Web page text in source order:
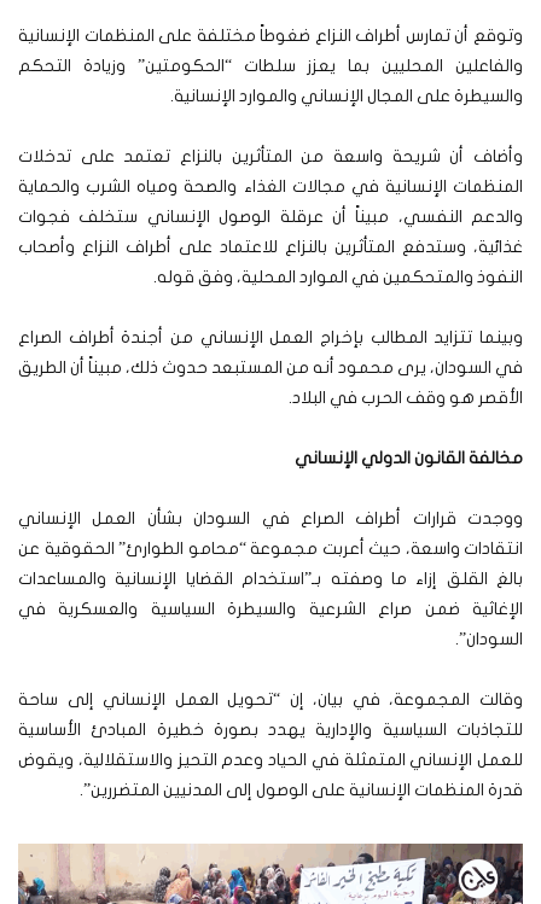
وتوقع أن تمارس أطراف النزاع ضغوطاً مختلفة على المنظمات الإنسانية
والفاعلين المحليين بما يعزز سلطات “الحكومتين” وزيادة التحكم
والسيطرة على المجال الإنساني والموارد الإنسانية.
وأضاف أن شريحة واسعة من المتأثرين بالنزاع تعتمد على تدخلات
المنظمات الإنسانية في مجالات الغذاء والصحة ومياه الشرب والحماية
والدعم النفسي، مبيناً أن عرقلة الوصول الإنساني ستخلف فجوات
غذائية، وستدفع المتأثرين بالنزاع للاعتماد على أطراف النزاع وأصحاب
النفوذ والمتحكمين في الموارد المحلية، وفق قوله.
وبينما تتزايد المطالب بإخراج العمل الإنساني من أجندة أطراف الصراع
في السودان، يرى محمود أنه من المستبعد حدوث ذلك، مبيناً أن الطريق
الأقصر هو وقف الحرب في البلاد.
مخالفة القانون الدولي الإنساني
ووجدت قرارات أطراف الصراع في السودان بشأن العمل الإنساني
انتقادات واسعة، حيث أعربت مجموعة “محامو الطوارئ” الحقوقية عن
بالغ القلق إزاء ما وصفته بـ”استخدام القضايا الإنسانية والمساعدات
الإغاثية ضمن صراع الشرعية والسيطرة السياسية والعسكرية في
السودان”.
وقالت المجموعة، في بيان، إن “تحويل العمل الإنساني إلى ساحة
للتجاذبات السياسية والإدارية يهدد بصورة خطيرة المبادئ الأساسية
للعمل الإنساني المتمثلة في الحياد وعدم التحيز والاستقلالية، ويقوض
قدرة المنظمات الإنسانية على الوصول إلى المدنيين المتضررين”.